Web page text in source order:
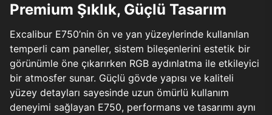
Premium Şıklık, Güçlü Tasarım
Excalibur E750’nin ön ve yan yüzeylerinde kullanılan
temperli cam paneller, sistem bileşenlerini estetik bir
görünümle öne çıkarırken RGB aydınlatma ile etkileyici
bir atmosfer sunar. Güçlü gövde yapısı ve kaliteli
yüzey detayları sayesinde uzun ömürlü kullanım
deneyimi sağlayan E750, performans ve tasarımı aynı